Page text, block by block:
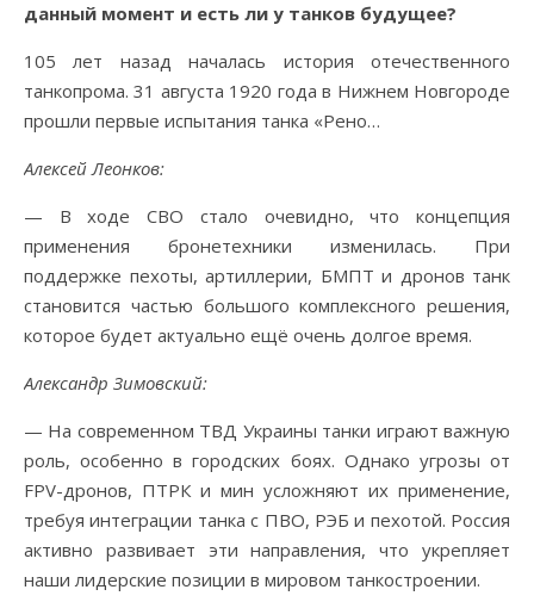
данный момент и есть ли у танков будущее?
105 лет назад началась история отечественного
танкопрома. 31 августа 1920 года в Нижнем Новгороде
прошли первые испытания танка «Рено…
Алексей Леонков:
— В ходе СВО стало очевидно, что концепция
применения бронетехники изменилась. При
поддержке пехоты, артиллерии, БМПТ и дронов танк
становится частью большого комплексного решения,
которое будет актуально ещё очень долгое время.
Александр Зимовский:
— На современном ТВД Украины танки играют важную
роль, особенно в городских боях. Однако угрозы от
FPV-дронов, ПТРК и мин усложняют их применение,
требуя интеграции танка с ПВО, РЭБ и пехотой. Россия
активно развивает эти направления, что укрепляет
наши лидерские позиции в мировом танкостроении.